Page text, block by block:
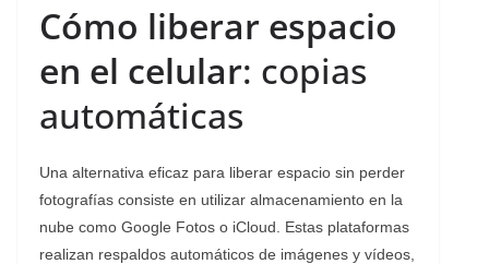
Cómo liberar espacio
en el celular: copias
automáticas
Una alternativa eficaz para liberar espacio sin perder
fotografías consiste en utilizar almacenamiento en la
nube como Google Fotos o iCloud. Estas plataformas
realizan respaldos automáticos de imágenes y vídeos,